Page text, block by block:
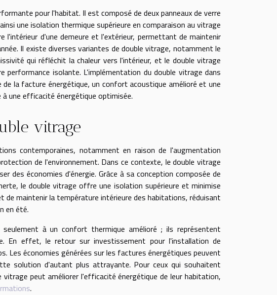
pour l'habitat. Il est composé de deux panneaux de verre
une isolation thermique supérieure en comparaison au vitrage
d'une demeure et l'extérieur, permettant de maintenir
Il existe diverses variantes de double vitrage, notamment le
qui réfléchit la chaleur vers l'intérieur, et le double vitrage
performance isolante. L'implémentation du double vitrage dans
la facture énergétique, un confort acoustique amélioré et une
une efficacité énergétique optimisée.
vitrage
contemporaines, notamment en raison de l'augmentation
de l'environnement. Dans ce contexte, le double vitrage
des économies d'énergie. Grâce à sa conception composée de
le double vitrage offre une isolation supérieure et minimise
de maintenir la température intérieure des habitations, réduisant
en été.
à un confort thermique amélioré ; ils représentent
En effet, le retour sur investissement pour l'installation de
économies générées sur les factures énergétiques peuvent
solution d'autant plus attrayante. Pour ceux qui souhaitent
peut améliorer l'efficacité énergétique de leur habitation,
.